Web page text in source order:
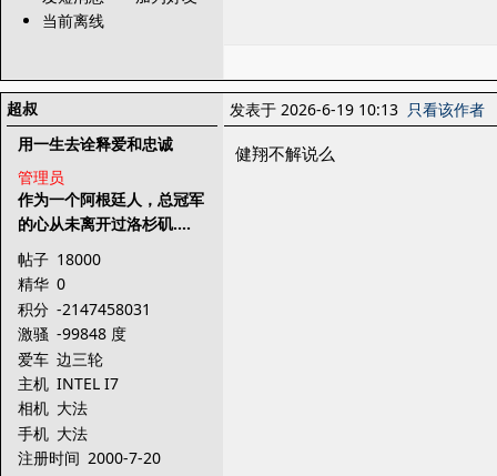
当前离线
超叔
用一生去诠释爱和忠诚
管理员
作为一个阿根廷人，总冠军
的心从未离开过洛杉矶....
帖子 18000
精华 0
积分 -2147458031
激骚 -99848 度
爱车 边三轮
主机 INTEL I7
相机 大法
手机 大法
注册时间 2000-7-20
发表于 2026-6-19 10:13 只看该作者
健翔不解说么